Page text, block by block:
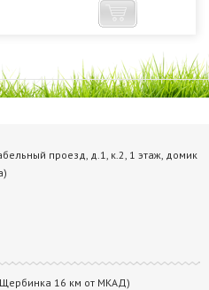
проезд, д.1, к.2, 1 этаж, домик
16 км от МКАД)